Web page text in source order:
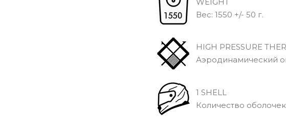
Вec: 1550 +/- 50 г.
HIGH PRESSURE
Аэродинамический
1 SHELL
Количество оболочек: